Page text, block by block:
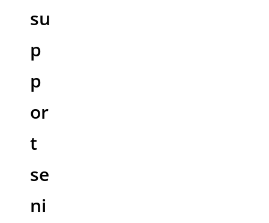
su
p
p
or
t
se
ni